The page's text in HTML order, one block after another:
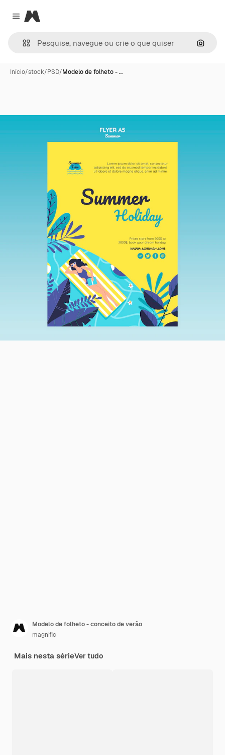
Close menu
Magnific
Início/stock/PSD/Modelo de folheto - …
Modelo de folheto - conceito de verão
magnific
Mais nesta sérieVer tudo